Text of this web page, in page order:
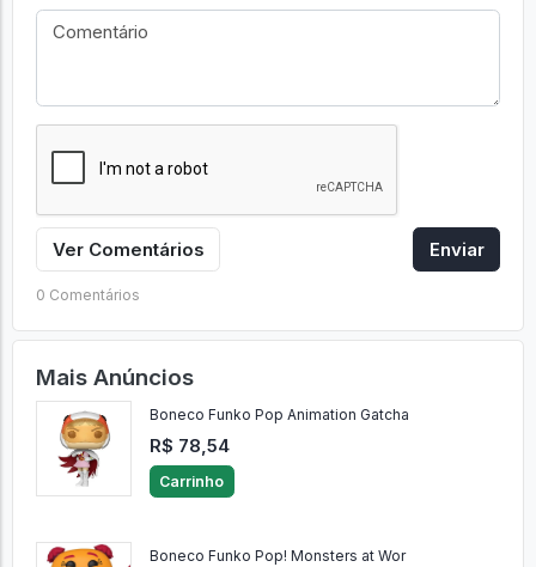
Ver Comentários Enviar
0 Comentários
Mais Anúncios
Boneco Funko Pop Animation Gatcha
R$ 78,54
Carrinho
Boneco Funko Pop! Monsters at Wor